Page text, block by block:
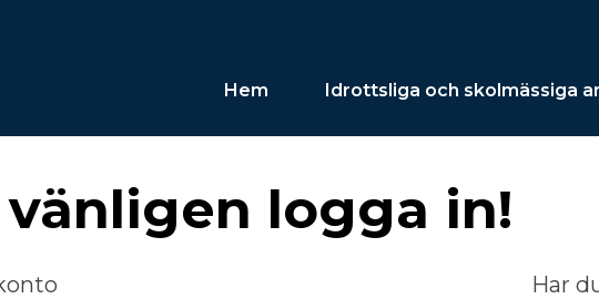
Hem Idrottsliga och skolmässiga
logga in!
Har